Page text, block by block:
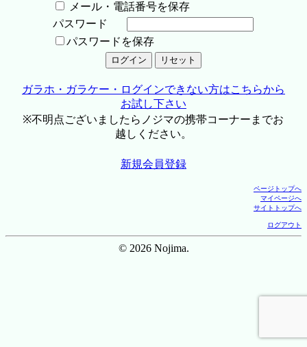
メール・電話番号を保存
パスワード
パスワードを保存
ガラホ・ガラケー・ログインできない方はこちらから
お試し下さい
※不明点ございましたらノジマの携帯コーナーまでお
越しください。
新規会員登録
ページトップへ
マイページへ
サイトトップへ
ログアウト
© 2026 Nojima.